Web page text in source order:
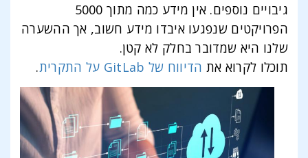
גיבויים נוספים. אין מידע כמה מתוך 5000
הפרויקטים שנפגעו איבדו מידע חשוב, אך ההשערה
שלנו היא שמדובר בחלק לא קטן.
תוכלו לקרוא את הדיווח של GitLab על התקרית .